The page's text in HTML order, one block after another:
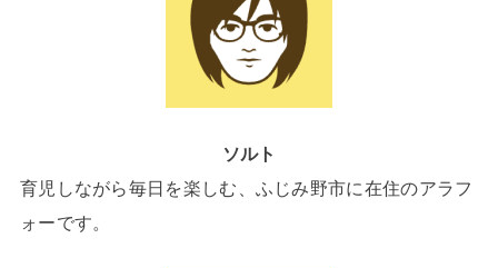
ソルト
育児しながら毎日を楽しむ、ふじみ野市に在住のアラフ
ォーです。